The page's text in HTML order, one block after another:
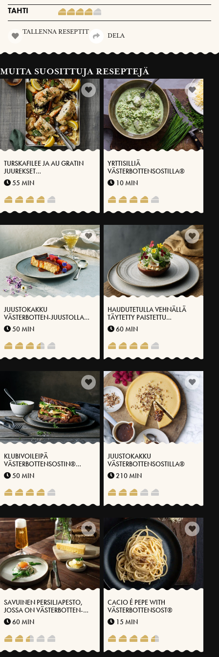
TAHTI
TALLENNA RESEPTIT
DELA
MUITA SUOSITTUJA RESEPTEJÄ
TURSKAFILEE JA AU GRATIN
JUUREKSET
VÄSTERBOTTENSOST-
PEITOLLA®
55 MIN
YRTTISILLIÄ
VÄSTERBOTTENSOSTILLA®
10 MIN
JUUSTOKAKKU
VÄSTERBOTTEN-JUUSTOLLA®
JA MARJAHILLOKKEELLA
50 MIN
HAUDUTETULLA VEHNÄLLÄ
TÄYTETTY PAISTETTU
PORTABELLO JA
VÄSTERBOTTENSOSTIN®
MAKUINEN
60 MIN
KLUBIVOILEIPÄ
VÄSTERBOTTENSOSTIN®
KANSSA
50 MIN
JUUSTOKAKKU
VÄSTERBOTTENSOSTILLA®
210 MIN
SAVUINEN PERSILJAPESTO,
JOSSA ON VÄSTERBOTTEN-
JUUSTOA®, PARSAA JA MÄTIÄ
60 MIN
CACIO É PEPE WITH
VÄSTERBOTTENSOST®
15 MIN